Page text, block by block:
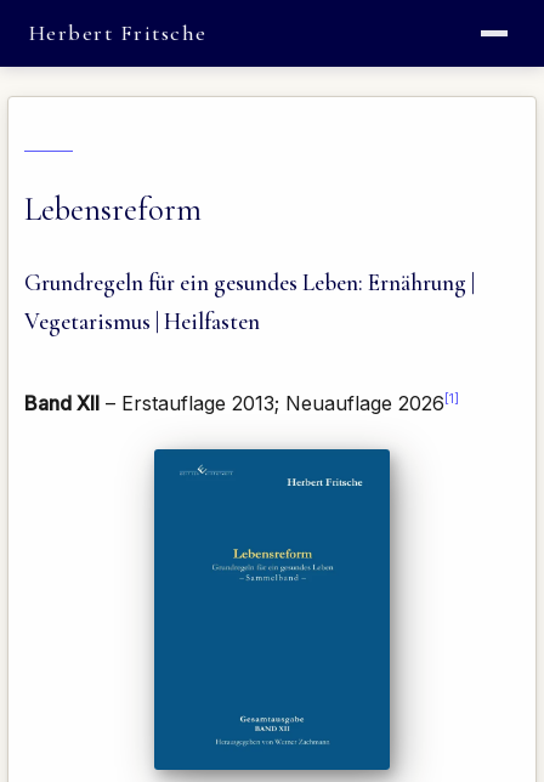
Herbert Fritsche
Lebensreform
Grundregeln für ein gesundes Leben: Ernährung |
Vegetarismus | Heilfasten
Band XII – Erstauflage 2013; Neuauflage 2026[1]